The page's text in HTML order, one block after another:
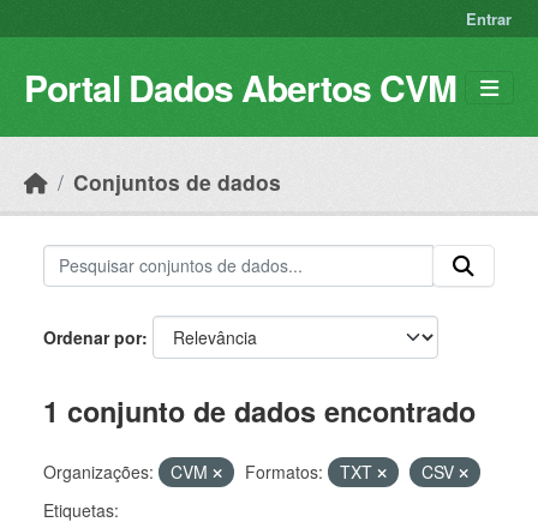
Entrar
Portal Dados Abertos CVM
Conjuntos de dados
Ordenar por
1 conjunto de dados encontrado
Organizações: CVM Formatos: TXT
CSV
Etiquetas: